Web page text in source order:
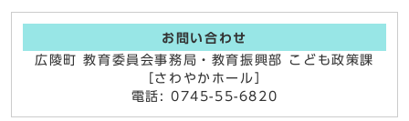
お問い合わせ
広陵町 教育委員会事務局・教育振興部 こども政策課
［さわやかホール］
電話: 0745-55-6820